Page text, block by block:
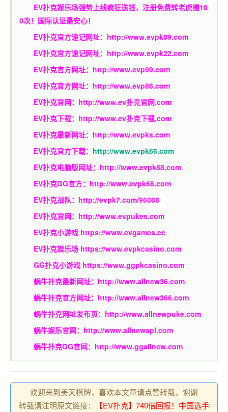
EV扑克娱乐场强势上线疯狂送钱，注册免费转老虎機10
0次！国际认证最安心！
EV扑克官方速记网址： http://www.evpk89.com
EV扑克官方速记网址： http://www.evpk22.com
EV扑克官方网址： http://www.evp99.com
EV扑克官方网址： http://www.evp86.com
EV扑克官网： http://www.ev扑克官网.com
EV扑克下载： http://www.ev扑克下载.com
EV扑克最新网址： http://www.evpks.com
EV扑克官方下载： http://www.evpk66.com
EV扑克电脑版网址： http://www.evpk88.com
EV扑克GG官方： http://www.evpk68.com
EV扑克战队： http://evpk7.com/96088
EV扑克官网： http://www.evpukes.com
EV扑克小游戏 https://www.evgames.cc
EV扑克娱乐场 https://www.evpkcasino.com
GG扑克小游戏 https://www.ggpkcasino.com
蜗牛扑克最新网址： http://www.allnew36.com
蜗牛扑克官方网址： http://www.allnew366.com
蜗牛扑克网址发布页： http://www.allnewpuke.com
蜗牛娱乐官网： http://www.allnewapl.com
蜗牛扑克GG官网： http://www.ggallnew.com
欢迎来到美天棋牌，喜欢本文章请点赞转载，谢谢
转载请注明原文链接：
【EV扑克】740倍回报！中国选手